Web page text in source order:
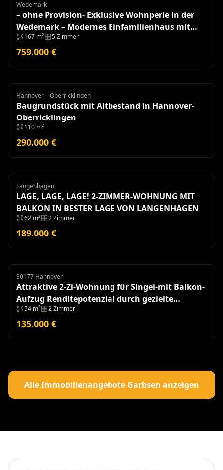
Einfamilienhaus
Wedemark
– ohne Provision- Exklusive Wohnperle in der
Wedemark – Modernes Einfamilienhaus mit
hochwertiger Ausstattung
167 m² 5 Zimmer
759.000 €
Grundstück
Hannover – Oberricklingen
Baugrundstück mit Altbestand in Hannover-
Oberricklingen
110 m²
290.000 €
Wohnung
Langenhagen
LAGE, LAGE, LAGE! 2-ZIMMER-WOHNUNG MIT
BALKON IN BESTER LAGE VON LANGENHAGEN
62 m² 2 Zimmer
189.000 €
Eigentumswohnung
30177 Hannover
Attraktive 2-Zi-Wohnung für Singel-mit Balkon-
Aufzug Renditepotenzial durch gezielte
Modernisierung
54 m² 2 Zimmer
135.000 €
Alle Immobilienangebote Garbsen anzeigen